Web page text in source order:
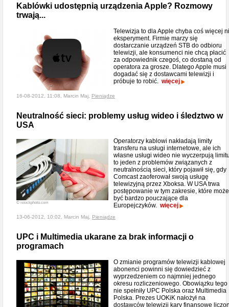
Kablówki udostępnią urządzenia Apple? Rozmowy
trwają...
Telewizja to dla Apple chyba coś więcej
eksperyment. Firmie marzy się
dostarczanie urządzeń STB do odbioru
telewizji, ale konsumenci nie chcą płacić
za odpowiednik czegoś, co dostaną od
operatora za grosze. Dlatego Apple musi
dogadać się z dostawcami telewizji i
próbuje to robić. więcej
16-08-2012, 11:08, Marcin Maj, Pieniądze
Neutralność sieci: problemy usług wideo i śledztwo w
USA
© istockphoto.com
Operatorzy kablowi nakładają limity
transferu na usługi internetowe, ale ich
własne usługi wideo nie wyczerpują
to jeden z problemów związanych z
neutralnością sieci, który pojawił się, gdy
Comcast zaoferował swoją usługę
telewizyjną przez Xboksa. W USA trwa
postępowanie w tym zakresie, które może
być bardzo pouczające dla
Europejczyków. więcej
13-06-2012, 10:02, Marcin Maj, Pieniądze
UPC i Multimedia ukarane za brak informacji o
programach
O zmianie programów telewizji kablowej
abonenci powinni się dowiedzieć z
wyprzedzeniem co najmniej jednego
okresu rozliczeniowego. Obowiązku tego
nie spełniły UPC Polska oraz Multimedia
Polska. Prezes UOKiK nałożył na
dostawców telewizji kary finansowe